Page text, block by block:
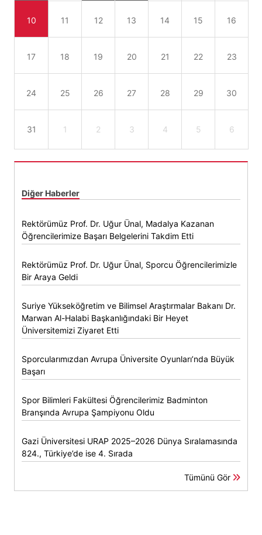
10 11 12 13 14 15 16
17 18 19 20 21 22 23
24 25 26 27 28 29 30
31 1 2 3 4 5 6
Diğer Haberler
Rektörümüz Prof. Dr. Uğur Ünal, Madalya Kazanan
Öğrencilerimize Başarı Belgelerini Takdim Etti
Rektörümüz Prof. Dr. Uğur Ünal, Sporcu Öğrencilerimizle
Bir Araya Geldi
Suriye Yükseköğretim ve Bilimsel Araştırmalar Bakanı Dr.
Marwan Al-Halabi Başkanlığındaki Bir Heyet
Üniversitemizi Ziyaret Etti
Sporcularımızdan Avrupa Üniversite Oyunları’nda Büyük
Başarı
Spor Bilimleri Fakültesi Öğrencilerimiz Badminton
Branşında Avrupa Şampiyonu Oldu
Gazi Üniversitesi URAP 2025–2026 Dünya Sıralamasında
824., Türkiye’de ise 4. Sırada
Tümünü Gör